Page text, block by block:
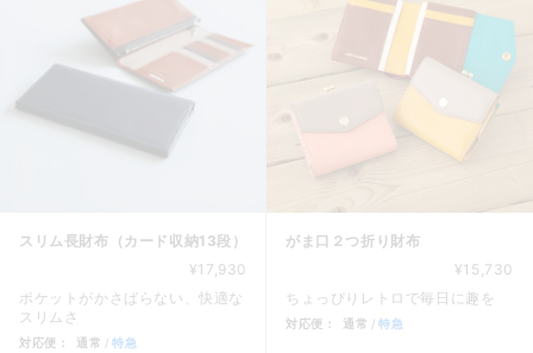
スリム長財布（カード収納13段）
¥17,930
ポケットがかさばらない、快適な
スリムさ
対応便： 通常 特急
がま口２つ折り財布
¥15,730
ちょっぴりレトロで毎日に趣を
対応便： 通常 特急